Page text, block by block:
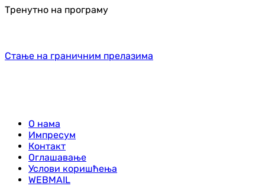
Тренутно на програму
Стање на граничним прелазима
О нама
Импресум
Контакт
Оглашавање
Услови коришћења
WEBMAIL